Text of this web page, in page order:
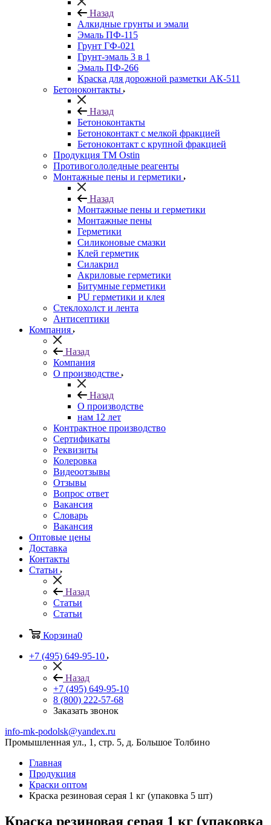
Назад
Алкидные грунты и эмали
Эмаль ПФ-115
Грунт ГФ-021
Грунт-эмаль 3 в 1
Эмаль ПФ-266
Краска для дорожной разметки АК-511
Бетоноконтакты
Назад
Бетоноконтакты
Бетоноконтакт с мелкой фракцией
Бетоноконтакт с крупной фракцией
Продукция ТМ Ostin
Противогололедные реагенты
Монтажные пены и герметики
Назад
Монтажные пены и герметики
Монтажные пены
Герметики
Силиконовые смазки
Клей герметик
Силакрил
Акриловые герметики
Битумные герметики
PU герметики и клея
Стеклохолст и лента
Антисептики
Компания
Назад
Компания
О производстве
Назад
О производстве
нам 12 лет
Контрактное производство
Сертификаты
Реквизиты
Колеровка
Видеоотзывы
Отзывы
Вопрос ответ
Вакансия
Словарь
Вакансия
Оптовые цены
Доставка
Контакты
Статьи
Назад
Статьи
Статьи
Корзина0
+7 (495) 649-95-10
Назад
+7 (495) 649-95-10
8 (800) 222-57-68
Заказать звонок
info-mk-podolsk@yandex.ru
Промышленная ул., 1, стр. 5, д. Большое Толбино
Главная
Продукция
Краски оптом
Краска резиновая серая 1 кг (упаковка 5 шт)
Краска резиновая серая 1 кг (упаковка